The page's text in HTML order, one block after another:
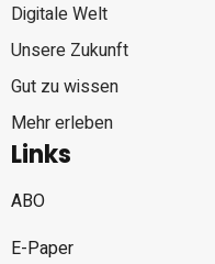
Digitale Welt
Unsere Zukunft
Gut zu wissen
Mehr erleben
Links
ABO
E-Paper